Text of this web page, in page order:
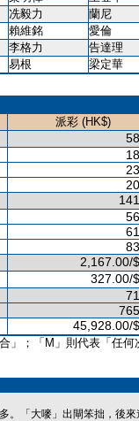
冼毅力 蘭尼
賴維銘 愛倫
李格力 告達理
易根
梁定華
派彩 (HK$)
2,167.00/
327.00/
45,928.00/
」；「M」則代表「任何
。「大嘜」出閘笨拙，後